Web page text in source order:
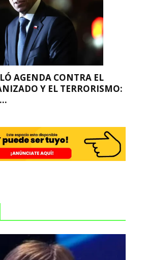
AGENDA CONTRA EL
Y EL TERRORISMO: